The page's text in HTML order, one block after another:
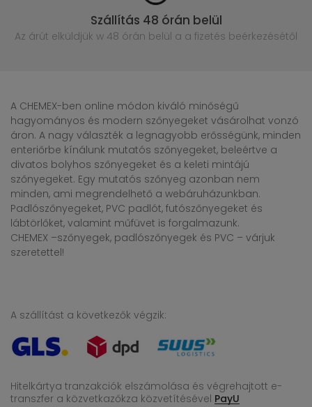
Szállítás 48 órán belül
Az árút elküldjük w 48 órán belül a a fizetés beérkezésétől
A CHEMEX-ben online módon kiváló minőségű
hagyományos és modern szőnyegeket vásárolhat vonzó
áron. A nagy választék a legnagyobb erősségünk, minden
enteriőrbe kínálunk mutatós szőnyegeket, beleértve a
divatos bolyhos szőnyegeket és a keleti mintájú
szőnyegeket. Egy mutatós szőnyeg azonban nem
minden, ami megrendelhető a webáruházunkban.
Padlószőnyegeket, PVC padlót, futószőnyegeket és
lábtörlőket, valamint műfüvet is forgalmazunk.
CHEMEX –szőnyegek, padlószőnyegek és PVC – várjuk
szeretettel!
A szállítást a következők végzik:
Hitelkártya tranzakciók elszámolása és végrehajtott e-
transzfer a közvetkazőkza közvetítésével PayU